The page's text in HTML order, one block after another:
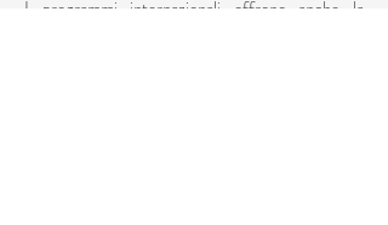
I programmi internazionali offrono anche la